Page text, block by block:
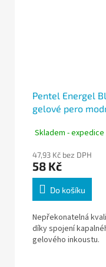
Pentel Energel
gelové pero
Skladem -
47,93 Kč bez DPH
58 Kč
Do košíku
Nepřekonatelná
díky spojení
gelového inkoustu.